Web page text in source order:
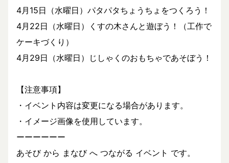
4月15日（水曜日）パタパタちょうちょをつくろう！
4月22日（水曜日）くすの木さんと遊ぼう！（工作で
ケーキづくり）
4月29日（水曜日）じしゃくのおもちゃであそぼう！
【注意事項】
・イベント内容は変更になる場合があります。
・イメージ画像を使用しています。
ーーーーーー
あそび から まなび へ つながる イベント です。